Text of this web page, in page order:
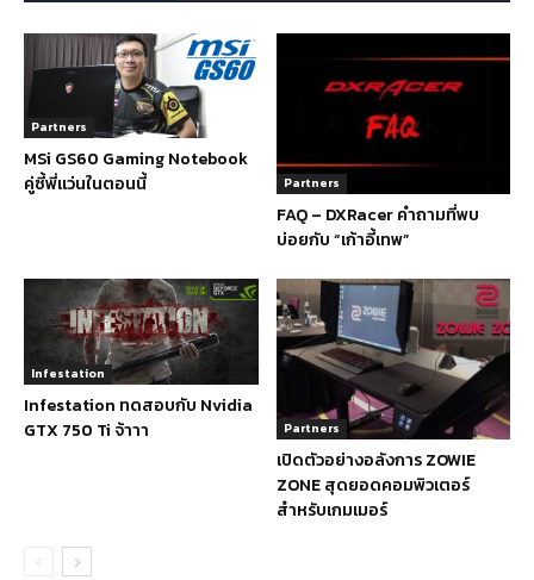
Partners
MSi GS60 Gaming Notebook
คู่ซี้พี่แว่นในตอนนี้
Partners
FAQ – DXRacer คำถามที่พบ
บ่อยกับ “เก้าอี้เทพ”
Infestation
Infestation ทดสอบกับ Nvidia
GTX 750 Ti จ้าาา
Partners
เปิดตัวอย่างอลังการ ZOWIE
ZONE สุดยอดคอมพิวเตอร์
สำหรับเกมเมอร์